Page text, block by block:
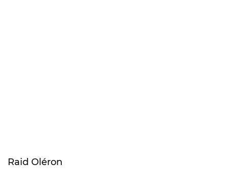
Raid Oléron